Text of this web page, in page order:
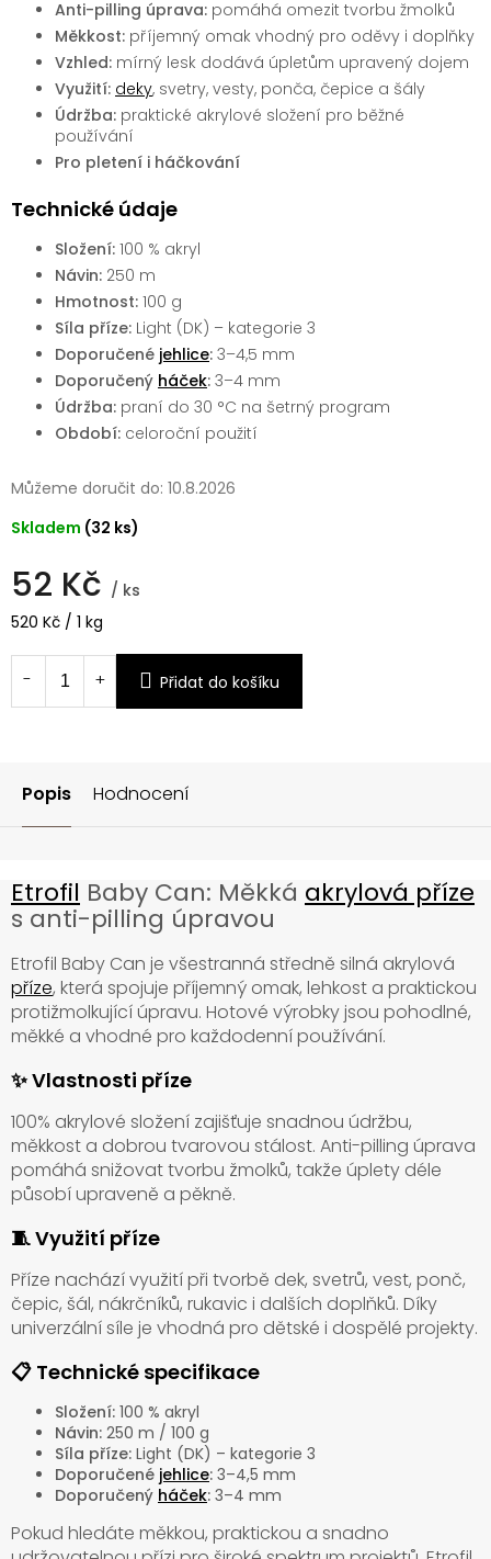
52 Kč / ks
Měrná
520 Kč / 1 kg
Skladem (32 ks)
Můžeme doručit do: 10.8.2026
Přidat do košíku
Anti-pilling úprava: pomáhá omezit tvorbu žmolků
Měkkost: příjemný omak vhodný pro oděvy i doplňky
Vzhled: mírný lesk dodává úpletům upravený dojem
Využití: deky, svetry, vesty, ponča, čepice a šály
Údržba: praktické akrylové složení pro běžné
používání
Pro pletení i háčkování
Technické údaje
Složení: 100 % akryl
Návin: 250 m
Hmotnost: 100 g
Síla příze: Light (DK) – kategorie 3
Doporučené jehlice: 3–4,5 mm
Doporučený háček: 3–4 mm
Údržba: praní do 30 °C na šetrný program
Období: celoroční použití
Popis Hodnocení
Etrofil Baby Can: Měkká akrylová příze
s anti-pilling úpravou
Etrofil Baby Can je všestranná středně silná akrylová
příze, která spojuje příjemný omak, lehkost a praktickou
protižmolkující úpravu. Hotové výrobky jsou pohodlné,
měkké a vhodné pro každodenní používání.
✨ Vlastnosti příze
100% akrylové složení zajišťuje snadnou údržbu,
měkkost a dobrou tvarovou stálost. Anti-pilling úprava
pomáhá snižovat tvorbu žmolků, takže úplety déle
působí upraveně a pěkně.
🧵 Využití příze
Příze nachází využití při tvorbě dek, svetrů, vest, ponč,
čepic, šál, nákrčníků, rukavic i dalších doplňků. Díky
univerzální síle je vhodná pro dětské i dospělé projekty.
📋 Technické specifikace
Složení: 100 % akryl
Návin: 250 m / 100 g
Síla příze: Light (DK) – kategorie 3
Doporučené jehlice: 3–4,5 mm
Doporučený háček: 3–4 mm
Pokud hledáte měkkou, praktickou a snadno